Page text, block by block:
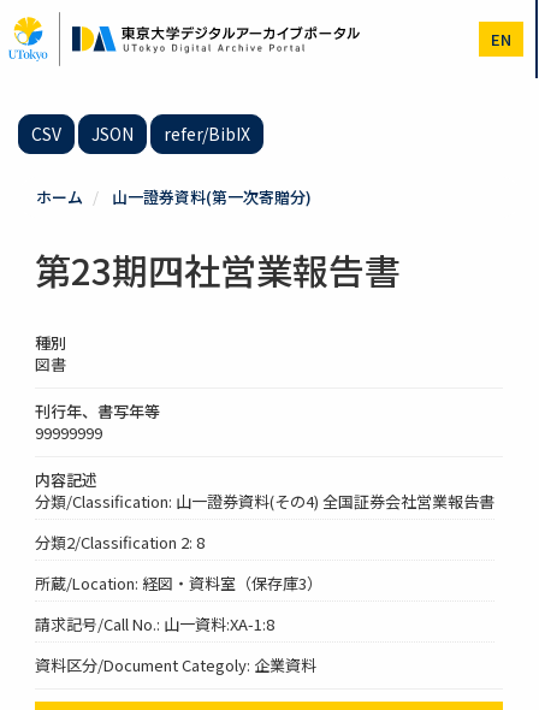
イ
ン
EN
CSV JSON refer/BibIX
ホーム 山一證券資料(第一次寄贈分)
第23期四社営業報告書
種別
図書
刊行年、書写年等
99999999
内容記述
分類/Classification: 山一證券資料(その4) 全国証券会社営業報告書
分類2/Classification 2: 8
所蔵/Location: 経図・資料室（保存庫3）
請求記号/Call No.: 山一資料:XA-1:8
資料区分/Document Categoly: 企業資料